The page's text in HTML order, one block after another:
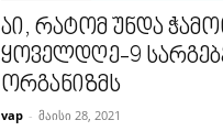
აი, რატომ უნდა
ყოველდღე-9
ორგანიზმს
vap - მაისი 28, 2021